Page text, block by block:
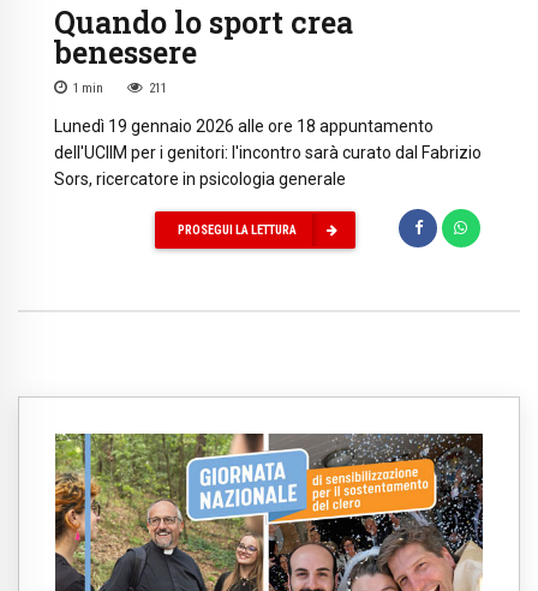
Quando lo sport crea
benessere
1 min 211
Lunedì 19 gennaio 2026 alle ore 18 appuntamento
dell'UCIIM per i genitori: l'incontro sarà curato dal Fabrizio
Sors, ricercatore in psicologia generale
PROSEGUI LA LETTURA